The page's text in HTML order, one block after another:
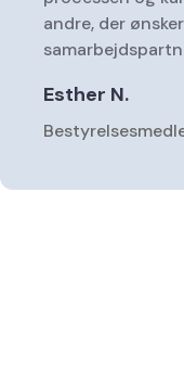
andre, der
Esther N.